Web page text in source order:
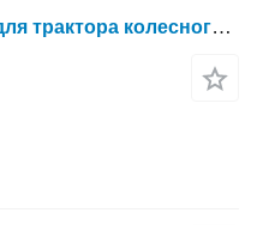
Распредвал 6081 RE57054 для трактора колесного John Deere 8200, 8300, 8400, 2256, 2268, 2264